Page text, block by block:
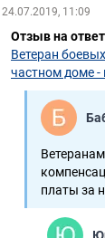
24.07.2019, 11:09
Отзыв на
Ветеран
частном доме -
платы за